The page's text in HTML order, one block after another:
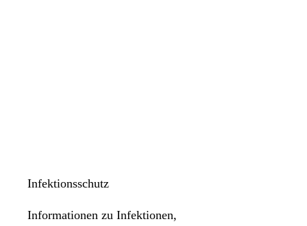
Infektionsschutz
Informationen zu Infektionen,